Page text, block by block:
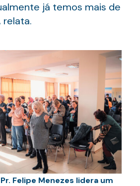
já temos mais de
relata.
Felipe Menezes lidera um